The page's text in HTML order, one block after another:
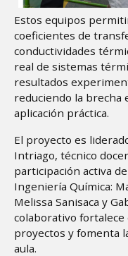
Estos equipos
coeficientes de
conductividades
real de sistemas
resultados
reduciendo la brecha
aplicación práctica.
El proyecto es
Intriago, técnico
participación activa
Ingeniería Química:
Melissa Sanisaca y
colaborativo fortalece
proyectos y fomenta
aula.